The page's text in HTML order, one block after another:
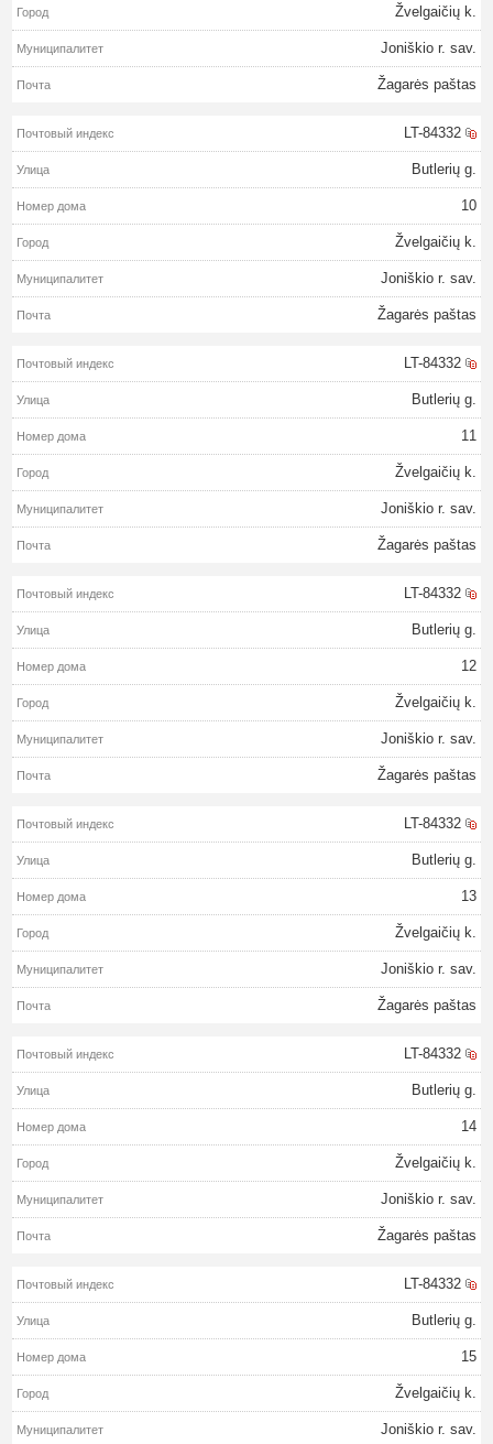
Žvelgaičių k.
Joniškio r. sav.
Žagarės paštas
LT-84332
Butlerių g.
10
Žvelgaičių k.
Joniškio r. sav.
Žagarės paštas
LT-84332
Butlerių g.
11
Žvelgaičių k.
Joniškio r. sav.
Žagarės paštas
LT-84332
Butlerių g.
12
Žvelgaičių k.
Joniškio r. sav.
Žagarės paštas
LT-84332
Butlerių g.
13
Žvelgaičių k.
Joniškio r. sav.
Žagarės paštas
LT-84332
Butlerių g.
14
Žvelgaičių k.
Joniškio r. sav.
Žagarės paštas
LT-84332
Butlerių g.
15
Žvelgaičių k.
Joniškio r. sav.